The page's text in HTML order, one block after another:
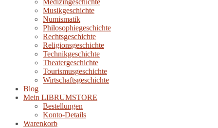
Medizingeschichte
Musikgeschichte
Numismatik
Philosophiegeschichte
Rechtsgeschichte
Religionsgeschichte
Technikgeschichte
Theatergeschichte
Tourismusgeschichte
Wirtschaftsgeschichte
Blog
Mein LIBRUMSTORE
Bestellungen
Konto-Details
Warenkorb